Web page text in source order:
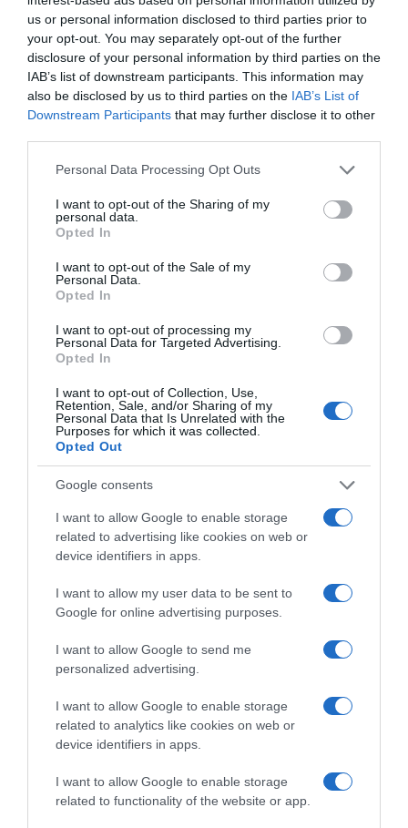
us or personal information disclosed to third parties prior to
your opt-out. You may separately opt-out of the further
disclosure of your personal information by third parties on the
IAB’s list of downstream participants. This information may
also be disclosed by us to third parties on the IAB’s List of
Downstream Participants that may further disclose it to other
Please note that this website/app uses one or more Google
not limited to your visit or usage behaviour. You may click to
grant or deny consent to Google and its third-party tags to
use your data for below specified purposes in below Google
consent section.
Personal Data Processing Opt Outs
I want to opt-out of the Sharing of my
personal data.
Opted In
I want to opt-out of the Sale of my
Personal Data.
Opted In
I want to opt-out of processing my
Personal Data for Targeted Advertising.
Opted In
I want to opt-out of Collection, Use,
Retention, Sale, and/or Sharing of my
Personal Data that Is Unrelated with the
Purposes for which it was collected.
Opted Out
Google consents
I want to allow Google to enable storage
related to advertising like cookies on web or
device identifiers in apps.
I want to allow my user data to be sent to
Google for online advertising purposes.
I want to allow Google to send me
personalized advertising.
I want to allow Google to enable storage
related to analytics like cookies on web or
device identifiers in apps.
I want to allow Google to enable storage
related to functionality of the website or app.
költséghatékony, de olyan szakadásokat okozhat a
bőrön, amelyek akár fertőzéshez is vezethetnek.
Bár közel sem olyan veszélyes, mint az ajakfeltöltő
injekció beadása vagy a saját fogaid reszelése, Dr. Ross
szerint a probléma az, hogy a kávézacc "nem sima, ezért
a bőr felszakadhat, amikor a kávét a bőrre dörzsölöd, ami
"Valójában semmilyen előnye nincs ennek a
van a polcokon, jobban jársz, ha olyat vásárolsz, ami
bőrgyógyászatilag tesztelt és bizonyított".
A slugging során az arcot egy zselés anyaggal vonjuk be
a hidratáltság fokozása érdekében.
A kezelés során az arcodat egy réteg zselés anyaggal,
például vazelinnel borítod be - jelenleg ez a TikTok
Célja, hogy javítsa a bőr hidratáltságát azáltal, hogy sok
folyadékot juttat a bőrödbe, miközben a zselé olyan gátat
képez, amely állítólag távol tartja a szennyeződéseket és
baktériumokat.
olajat a bőrön belül, és eltömítheti a pórusokat, ami
pattanásokat eredményezhet, ezért nem mindenkinek
való".
"Ráadásul a vazelin összetevői kiütést válthatnak ki, és
felboríthatják a bőr egyensúlyát, ami rontja a bőr
Megosztás:
Címkék: szépség,otthon,veszélyes,TikTok trend
házi tunning
Korábbi bejegyzések Következő bejegyzés